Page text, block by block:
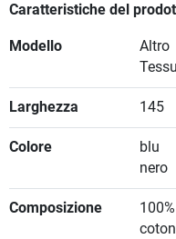
Caratteristiche del
Modello
Altro
Larghezza 145
Colore
blu
nero
Composizione